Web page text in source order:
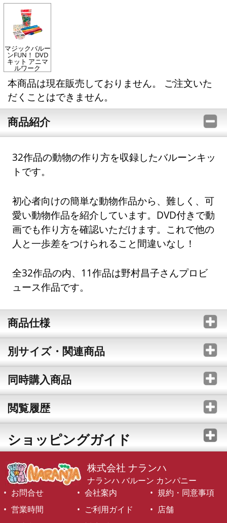
マジックバルー
ンFUN！ DVD
キット アニマ
ルワーク
本商品は現在販売しておりません。 ご注文いた
だくことはできません。
商品紹介
32作品の動物の作り方を収録したバルーンキッ
トです。
初心者向けの簡単な動物作品から、難しく、可
愛い動物作品を紹介しています。DVD付きで動
画でも作り方を確認いただけます。これで他の
人と一歩差をつけられること間違いなし！
全32作品の内、11作品は野村昌子さんプロビ
ュース作品です。
商品仕様
別サイズ・関連商品
同時購入商品
閲覧履歴
ショッピングガイド
株式会社 ナランハ
ナランハ バルーン カンパニー
お問合せ
会社案内
規約・同意事項
営業時間
ご利用ガイド
店舗